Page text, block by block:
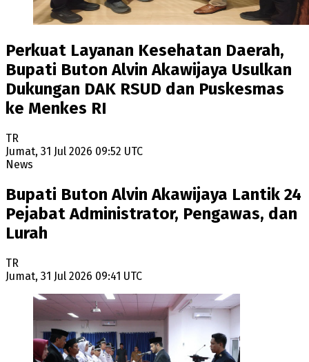
Perkuat Layanan Kesehatan Daerah,
Bupati Buton Alvin Akawijaya Usulkan
Dukungan DAK RSUD dan Puskesmas
ke Menkes RI
TR
Jumat, 31 Jul 2026 09:52 UTC
News
Bupati Buton Alvin Akawijaya Lantik 24
Pejabat Administrator, Pengawas, dan
Lurah
TR
Jumat, 31 Jul 2026 09:41 UTC